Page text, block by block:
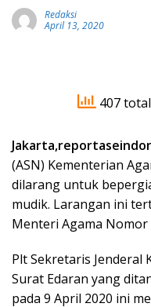
Redaksi
April 13, 2020
407
(ASN) Kementerian
dilarang untuk
mudik. Larangan ini
Menteri Agama Nomor
Plt Sekretaris Jenderal
Surat Edaran yang
pada 9 April 2020 ini